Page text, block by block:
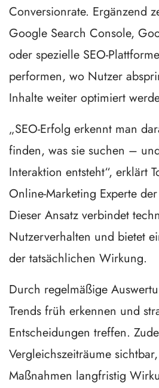
Conversionrate. Ergänzend
Google Search Console,
oder spezielle SEO-
performen, wo Nutzer
Inhalte weiter optimiert
„SEO-Erfolg erkennt man
finden, was sie suchen –
Interaktion entsteht“, erklärt
Online-Marketing Experte
Dieser Ansatz verbindet
Nutzerverhalten und bietet
der tatsächlichen Wirkung.
Durch regelmäßige
Trends früh erkennen und
Entscheidungen treffen.
Vergleichszeiträume
Maßnahmen langfristig